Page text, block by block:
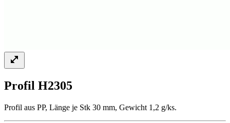
Profil H2305
Profil aus PP, Länge je Stk 30 mm, Gewicht 1,2 g/ks.